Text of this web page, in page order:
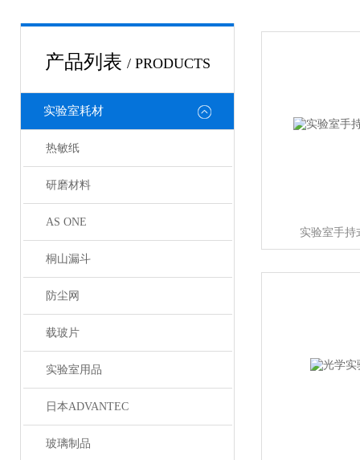
产品列表 / PRODUCTS
实验室耗材
热敏纸
研磨材料
AS ONE
桐山漏斗
防尘网
载玻片
实验室用品
日本ADVANTEC
玻璃制品
实验室手持